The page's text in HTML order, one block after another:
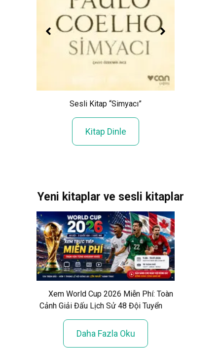
Sesli Kitap “Simyacı”
Kitap Dinle
Yeni kitaplar ve sesli kitaplar
Xem World Cup 2026 Miễn Phí: Toàn
Cảnh Giải Đấu Lịch Sử 48 Đội Tuyển
Daha Fazla Oku